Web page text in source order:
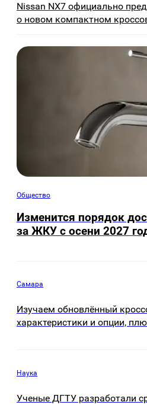
Nissan NX7 официально
о новом компактном
Общество
Изменится порядок
за ЖКУ с осени 2027
Самара
Изучаем обновлённый
характеристики и опции,
Наука
Ученые ДГТУ разработали